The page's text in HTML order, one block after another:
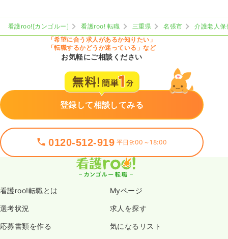
看護roo![カンゴルー] 看護roo! 転職 三重県 名張市
介護老人
「希望に合う求人があるか知りたい」
「転職するかどうか迷っている」など
お気軽にご相談ください
登録して相談してみる
0120-512-919 平日9:00～18:00
看護roo!転職とは Myページ
選考状況 求人を探す
応募書類を作る 気になるリスト